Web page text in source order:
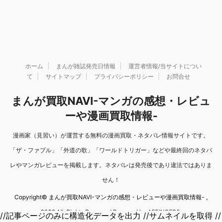
ホーム まんが雑誌発売日情報
運営者情報/当サイトについ
て
サイトマップ プライバシーポリシー お問合せ
まんが買取NAVI-マンガの感想・レビュ
ーや漫画買取情報-
漫画家（見習い）が運営する無料の漫画買取・ネタバレ情報サイトです。
「ザ・ファブル」「外道の歌」「ワールドトリガー」などや最終回のネタバ
レやマンガレビューを掲載します。ネタバレは発売後であり違法ではありま
せん！
Copyright© まんが買取NAVI-マンガの感想・レビューや漫画買取情報- ,
2026 All Rights Reserved Powered by AFFINGER5
//記事ページのみに構造化データを出力 //サムネイルを取得 //